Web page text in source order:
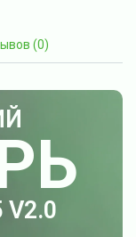
(0)
V2.0